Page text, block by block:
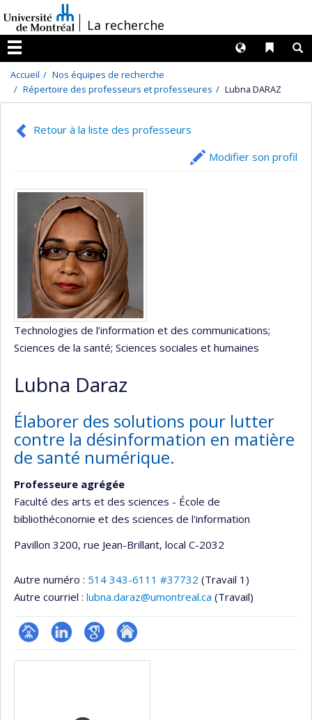
au
contenu
/La recherche
Menu
Liens
Langues
Accueil
Nos équipes de recherche
Répertoire des professeurs et professeures
Lubna DARAZ
Retour à la liste des professeurs
Modifier son profil
Technologies de l’information et des communications;
Sciences de la santé; Sciences sociales et humaines
Lubna Daraz
Élaborer des solutions pour lutter
contre la désinformation en matière
de santé numérique.
Professeure agrégée
Faculté des arts et des sciences - École de
bibliothéconomie et des sciences de l'information
Pavillon 3200, rue Jean-Brillant, local C-2032
Autre numéro : 514 343-6111 #37732 (Travail 1)
Autre courriel : lubna.daraz@umontreal.ca (Travail)
Page LinkedInGoogleAutre
Médias